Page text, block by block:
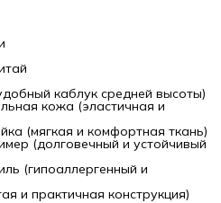
каблук средней высоты)
кожа (эластичная и
(мягкая и комфортная ткань)
(долговечный и устойчивый
(гипоаллергенный и
и практичная конструкция)